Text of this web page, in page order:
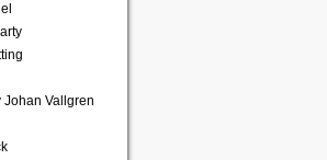
Vallgren